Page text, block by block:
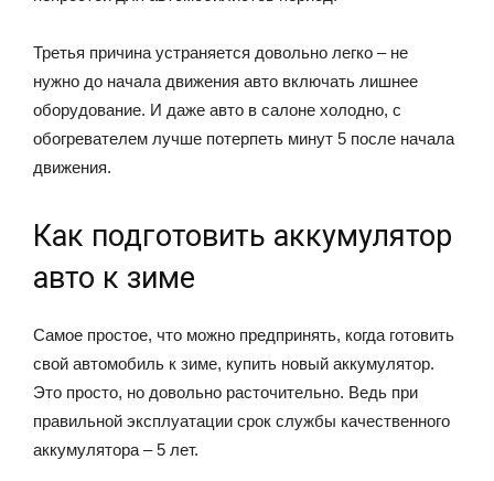
Третья причина устраняется довольно легко – не
нужно до начала движения авто включать лишнее
оборудование. И даже авто в салоне холодно, с
обогревателем лучше потерпеть минут 5 после начала
движения.
Как подготовить аккумулятор
авто к зиме
Самое простое, что можно предпринять, когда готовить
свой автомобиль к зиме, купить новый аккумулятор.
Это просто, но довольно расточительно. Ведь при
правильной эксплуатации срок службы качественного
аккумулятора – 5 лет.